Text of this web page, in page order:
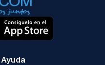
Ayuda